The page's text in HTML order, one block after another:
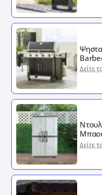
Δείτε
Δείτε